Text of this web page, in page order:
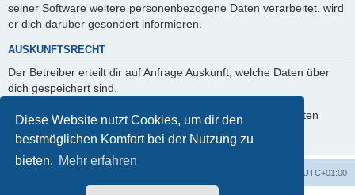
Diese Website nutzt Cookies, um dir den
bestmöglichen Komfort bei der Nutzung zu
bieten. Mehr erfahren
seiner Software weitere personenbezogene Daten verarbeitet, wird
er dich darüber gesondert informieren.
AUSKUNFTSRECHT
Der Betreiber erteilt dir auf Anfrage Auskunft, welche Daten über
dich gespeichert sind.
Du kannst jederzeit die Löschung bzw. Sperrung deiner Daten
verlangen. Kontaktiere hierzu bitte den Betreiber.
UTC+01:00